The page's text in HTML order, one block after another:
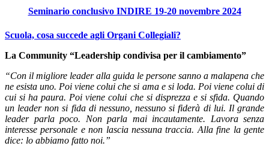
Seminario conclusivo INDIRE 19-20 novembre 2024
Scuola, cosa succede agli Organi Collegiali?
La Community “Leadership condivisa per il cambiamento”
“Con il migliore leader alla guida le persone sanno a malapena che
ne esista uno. Poi viene colui che si ama e si loda. Poi viene colui di
cui si ha paura. Poi viene colui che si disprezza e si sfida. Quando
un leader non si fida di nessuno, nessuno si fiderà di lui. Il grande
leader parla poco. Non parla mai incautamente. Lavora senza
interesse personale e non lascia nessuna traccia. Alla fine la gente
dice: lo abbiamo fatto noi.”